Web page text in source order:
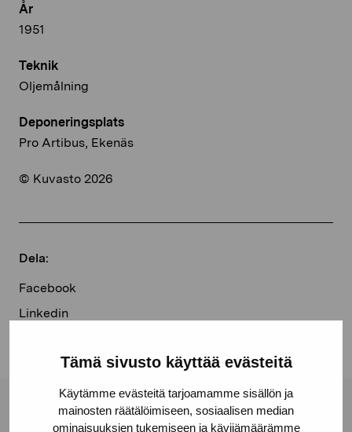
Tämä sivusto käyttää evästeitä
Käytämme evästeitä tarjoamamme sisällön ja
mainosten räätälöimiseen, sosiaalisen median
ominaisuuksien tukemiseen ja kävijämäärämme
År
1951
Teknik
Oljemålning
Deponeringsplats
Pro Artibus, Ekenäs
© Kuvasto 2026
Dela:
Facebook
Linkedin
Stiftelsen Pro Artibus